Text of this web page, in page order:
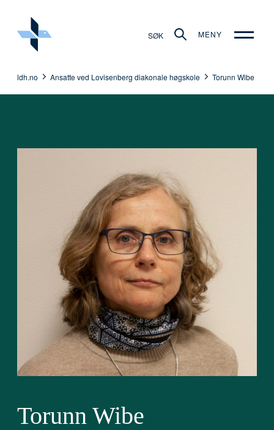
SØK MENY
ldh.no Ansatte ved Lovisenberg diakonale høgskole Torunn Wibe
Torunn Wibe